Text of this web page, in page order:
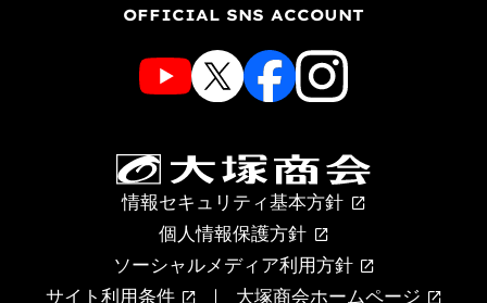
OFFICIAL SNS ACCOUNT
情報セキュリティ基本方針
個人情報保護方針
ソーシャルメディア利用方針
サイト利用条件
大塚商会ホームページ